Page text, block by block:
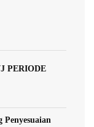
PERIODE
Penyesuaian